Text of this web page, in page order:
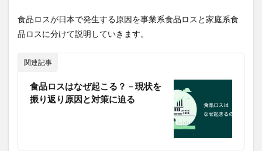
Otameshi
WakeAi
TABETE
6.6
食品ロスが日本で発生する原因を事業系食品ロスと家庭系食
品ロスに分けて説明していきます。
関連記事
食品ロスはなぜ起こる？－現状を
振り返り原因と対策に迫る